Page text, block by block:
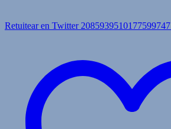
Retuitear en Twitter 2085939510177599747